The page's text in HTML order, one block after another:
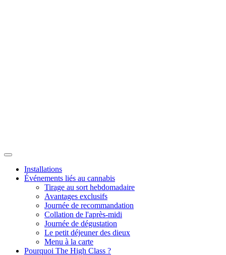
Installations
Événements liés au cannabis
Tirage au sort hebdomadaire
Avantages exclusifs
Journée de recommandation
Collation de l'après-midi
Journée de dégustation
Le petit déjeuner des dieux
Menu à la carte
Pourquoi The High Class ?